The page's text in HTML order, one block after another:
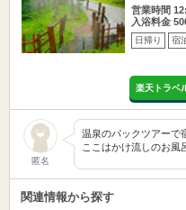
営業時間
入浴料金
日帰り 宿
楽天トラベ
匿名
温泉のパックツアーで
ここはかけ流しのお風
関連情報から探す